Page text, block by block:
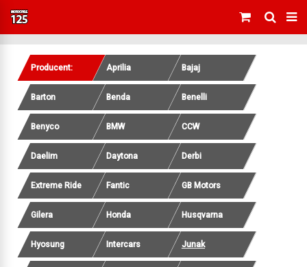
Producent: Aprilia Bajaj
Barton Benda Benelli
Benyco BMW CCW
Daelim Daytona Derbi
Extreme Ride Fantic GB Motors
Gilera Honda Husqvarna
Hyosung Intercars Junak